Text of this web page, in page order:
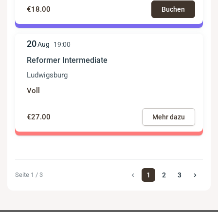
€18.00 Buchen
20Aug 19:00
Reformer Intermediate
Ludwigsburg
Voll
€27.00 Mehr dazu
Seite 1 / 3 1 2 3